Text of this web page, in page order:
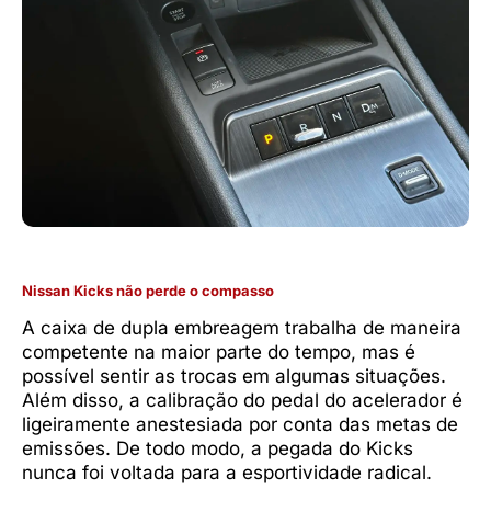
Nissan Kicks não perde o compasso
A caixa de dupla embreagem trabalha de maneira
competente na maior parte do tempo, mas é
possível sentir as trocas em algumas situações.
Além disso, a calibração do pedal do acelerador é
ligeiramente anestesiada por conta das metas de
emissões. De todo modo, a pegada do Kicks
nunca foi voltada para a esportividade radical.